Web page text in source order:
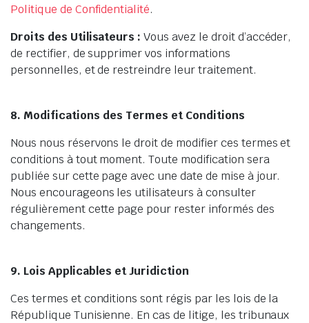
Politique de Confidentialité.
Droits des Utilisateurs : Vous avez le droit d’accéder,
de rectifier, de supprimer vos informations
personnelles, et de restreindre leur traitement.
8. Modifications des Termes et Conditions
Nous nous réservons le droit de modifier ces termes et
conditions à tout moment. Toute modification sera
publiée sur cette page avec une date de mise à jour.
Nous encourageons les utilisateurs à consulter
régulièrement cette page pour rester informés des
changements.
9. Lois Applicables et Juridiction
Ces termes et conditions sont régis par les lois de la
République Tunisienne. En cas de litige, les tribunaux